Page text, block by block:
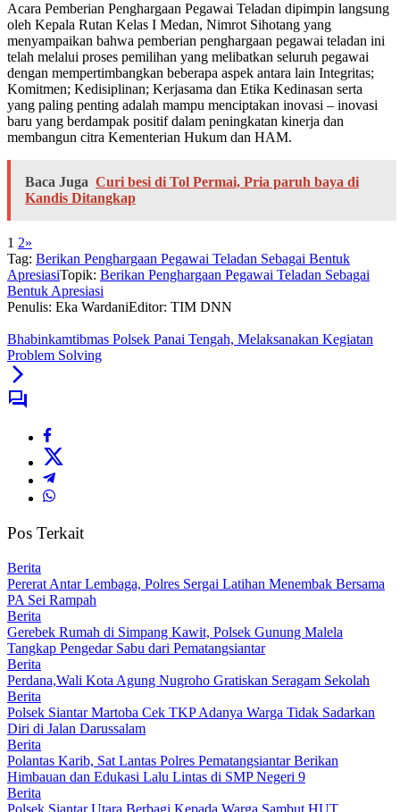
Acara Pemberian Penghargaan Pegawai Teladan dipimpin langsung
oleh Kepala Rutan Kelas I Medan, Nimrot Sihotang yang
menyampaikan bahwa pemberian penghargaan pegawai teladan ini
telah melalui proses pemilihan yang melibatkan seluruh pegawai
dengan mempertimbangkan beberapa aspek antara lain Integritas;
Komitmen; Kedisiplinan; Kerjasama dan Etika Kedinasan serta
yang paling penting adalah mampu menciptakan inovasi – inovasi
baru yang berdampak positif dalam peningkatan kinerja dan
membangun citra Kementerian Hukum dan HAM.
Baca Juga Curi besi di Tol Permai, Pria paruh baya di
Kandis Ditangkap
1 2»
Tag: Berikan Penghargaan Pegawai Teladan Sebagai Bentuk
ApresiasiTopik: Berikan Penghargaan Pegawai Teladan Sebagai
Bentuk Apresiasi
Penulis: Eka WardaniEditor: TIM DNN
Bhabinkamtibmas Polsek Panai Tengah, Melaksanakan Kegiatan
Problem Solving
Pos Terkait
Berita
Pererat Antar Lembaga, Polres Sergai Latihan Menembak Bersama
PA Sei Rampah
Berita
Gerebek Rumah di Simpang Kawit, Polsek Gunung Malela
Tangkap Pengedar Sabu dari Pematangsiantar
Berita
Perdana,Wali Kota Agung Nugroho Gratiskan Seragam Sekolah
Berita
Polsek Siantar Martoba Cek TKP Adanya Warga Tidak Sadarkan
Diri di Jalan Darussalam
Berita
Polantas Karib, Sat Lantas Polres Pematangsiantar Berikan
Himbauan dan Edukasi Lalu Lintas di SMP Negeri 9
Berita
Polsek Siantar Utara Berbagi Kepada Warga Sambut HUT